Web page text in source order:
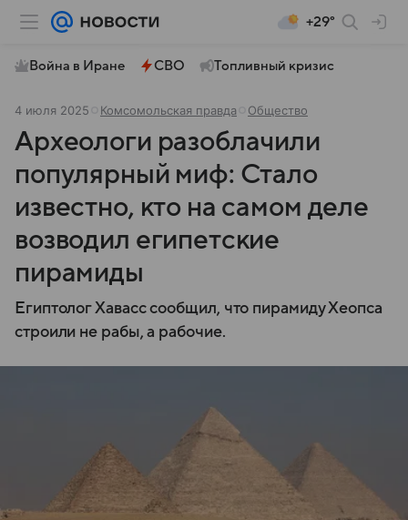
+29°
Война в Иране СВО Топливный кризис
4 июля 2025 Комсомольская правда Общество
Археологи разоблачили
популярный миф: Стало
известно, кто на самом деле
возводил египетские
пирамиды
Египтолог Хавасс сообщил, что пирамиду Хеопса
строили не рабы, а рабочие.